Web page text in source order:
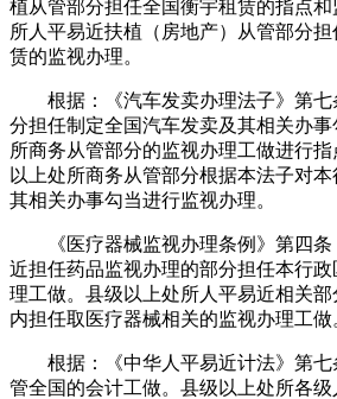
植从管部分担任全国衡宇租赁的指点
所人平易近扶植（房地产）从管部分
赁的监视办理。
根据：《汽车发卖办理法子》第七
分担任制定全国汽车发卖及其相关办
所商务从管部分的监视办理工做进行
以上处所商务从管部分根据本法子对
其相关办事勾当进行监视办理。
《医疗器械监视办理条例》第四条
近担任药品监视办理的部分担任本行
理工做。县级以上处所人平易近相关
内担任取医疗器械相关的监视办理工做
根据：《中华人平易近计法》第七
管全国的会计工做。县级以上处所各